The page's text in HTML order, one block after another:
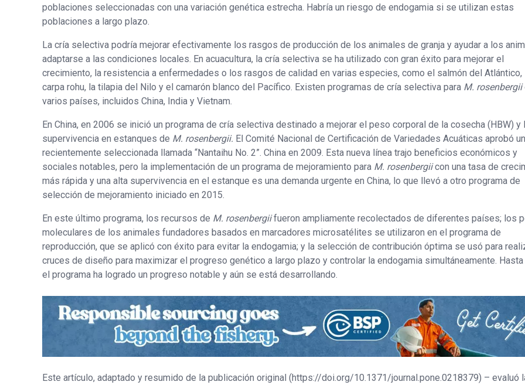
poblaciones seleccionadas con una variación genética estrecha. Habría un riesgo de endogamia si se utilizan estas
poblaciones a largo plazo.
La cría selectiva podría mejorar efectivamente los rasgos de producción de los animales de granja y ayudar a los
adaptarse a las condiciones locales. En acuacultura, la cría selectiva se ha utilizado con gran éxito para mejorar el
crecimiento, la resistencia a enfermedades o los rasgos de calidad en varias especies, como el salmón del Atlántico,
carpa rohu, la tilapia del Nilo y el camarón blanco del Pacífico. Existen programas de cría selectiva para M. rosenbergii
varios países, incluidos China, India y Vietnam.
En China, en 2006 se inició un programa de cría selectiva destinado a mejorar el peso corporal de la cosecha (HBW) y
supervivencia en estanques de M. rosenbergii. El Comité Nacional de Certificación de Variedades Acuáticas aprobó
recientemente seleccionada llamada “Nantaihu No. 2”. China en 2009. Esta nueva línea trajo beneficios económicos y
sociales notables, pero la implementación de un programa de mejoramiento para M. rosenbergiicon una tasa de
más rápida y una alta supervivencia en el estanque es una demanda urgente en China, lo que llevó a otro programa de
selección de mejoramiento iniciado en 2015.
En este último programa, los recursos de M. rosenbergiifueron ampliamente recolectados de diferentes países; los
moleculares de los animales fundadores basados ​​en marcadores microsatélites se utilizaron en el programa de
reproducción, que se aplicó con éxito para evitar la endogamia; y la selección de contribución óptima se usó para
cruces de diseño para maximizar el progreso genético a largo plazo y controlar la endogamia simultáneamente. Hasta
el programa ha logrado un progreso notable y aún se está desarrollando.
Este artículo, adaptado y resumido de la publicación original (https://doi.org/10.1371/journal.pone.0218379) – evaluó